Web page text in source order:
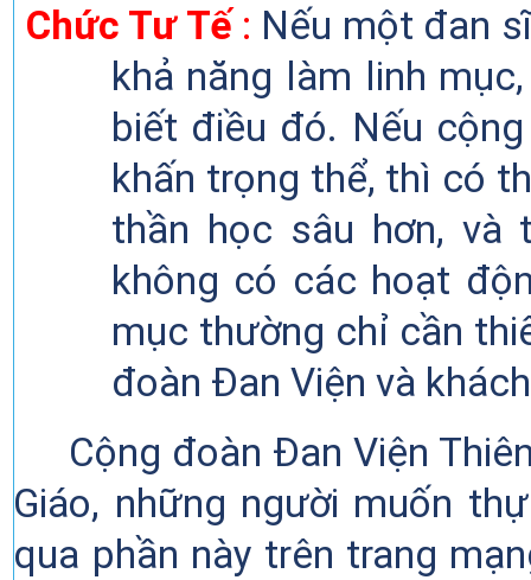
Chức Tư Tế : Nếu một đan
khả năng làm linh
biết điều đó. Nếu
khấn trọng thể, thì có
thần học sâu hơn, và
không có các hoạt
mục thường chỉ cần
đoàn Đan Viện và
Cộng đoàn Đan Viện
Giáo, những người muốn
qua phần này trên trang